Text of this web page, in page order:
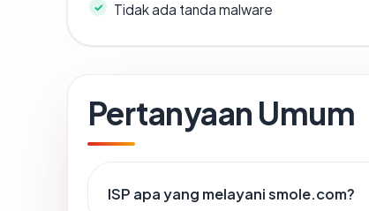
Tidak ada tanda malware
Pertanyaan Umum
ISP apa yang melayani smole.com?